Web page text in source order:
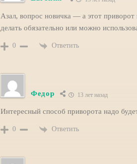
Азал, вопрос новичка — а этот приворот
делать обязательно или можно
0 Ответить
Федор 13 лет назад
Интересный способ приворота надо
0 Ответить